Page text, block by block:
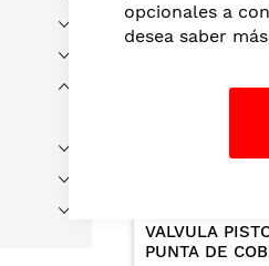
opcionales a
desea saber
Solo en tiendas
PARA